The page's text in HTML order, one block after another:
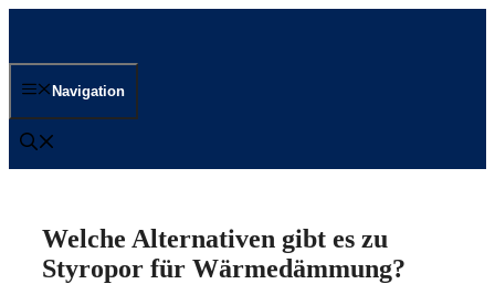
Navigation
Welche Alternativen gibt es zu
Styropor für Wärmedämmung?